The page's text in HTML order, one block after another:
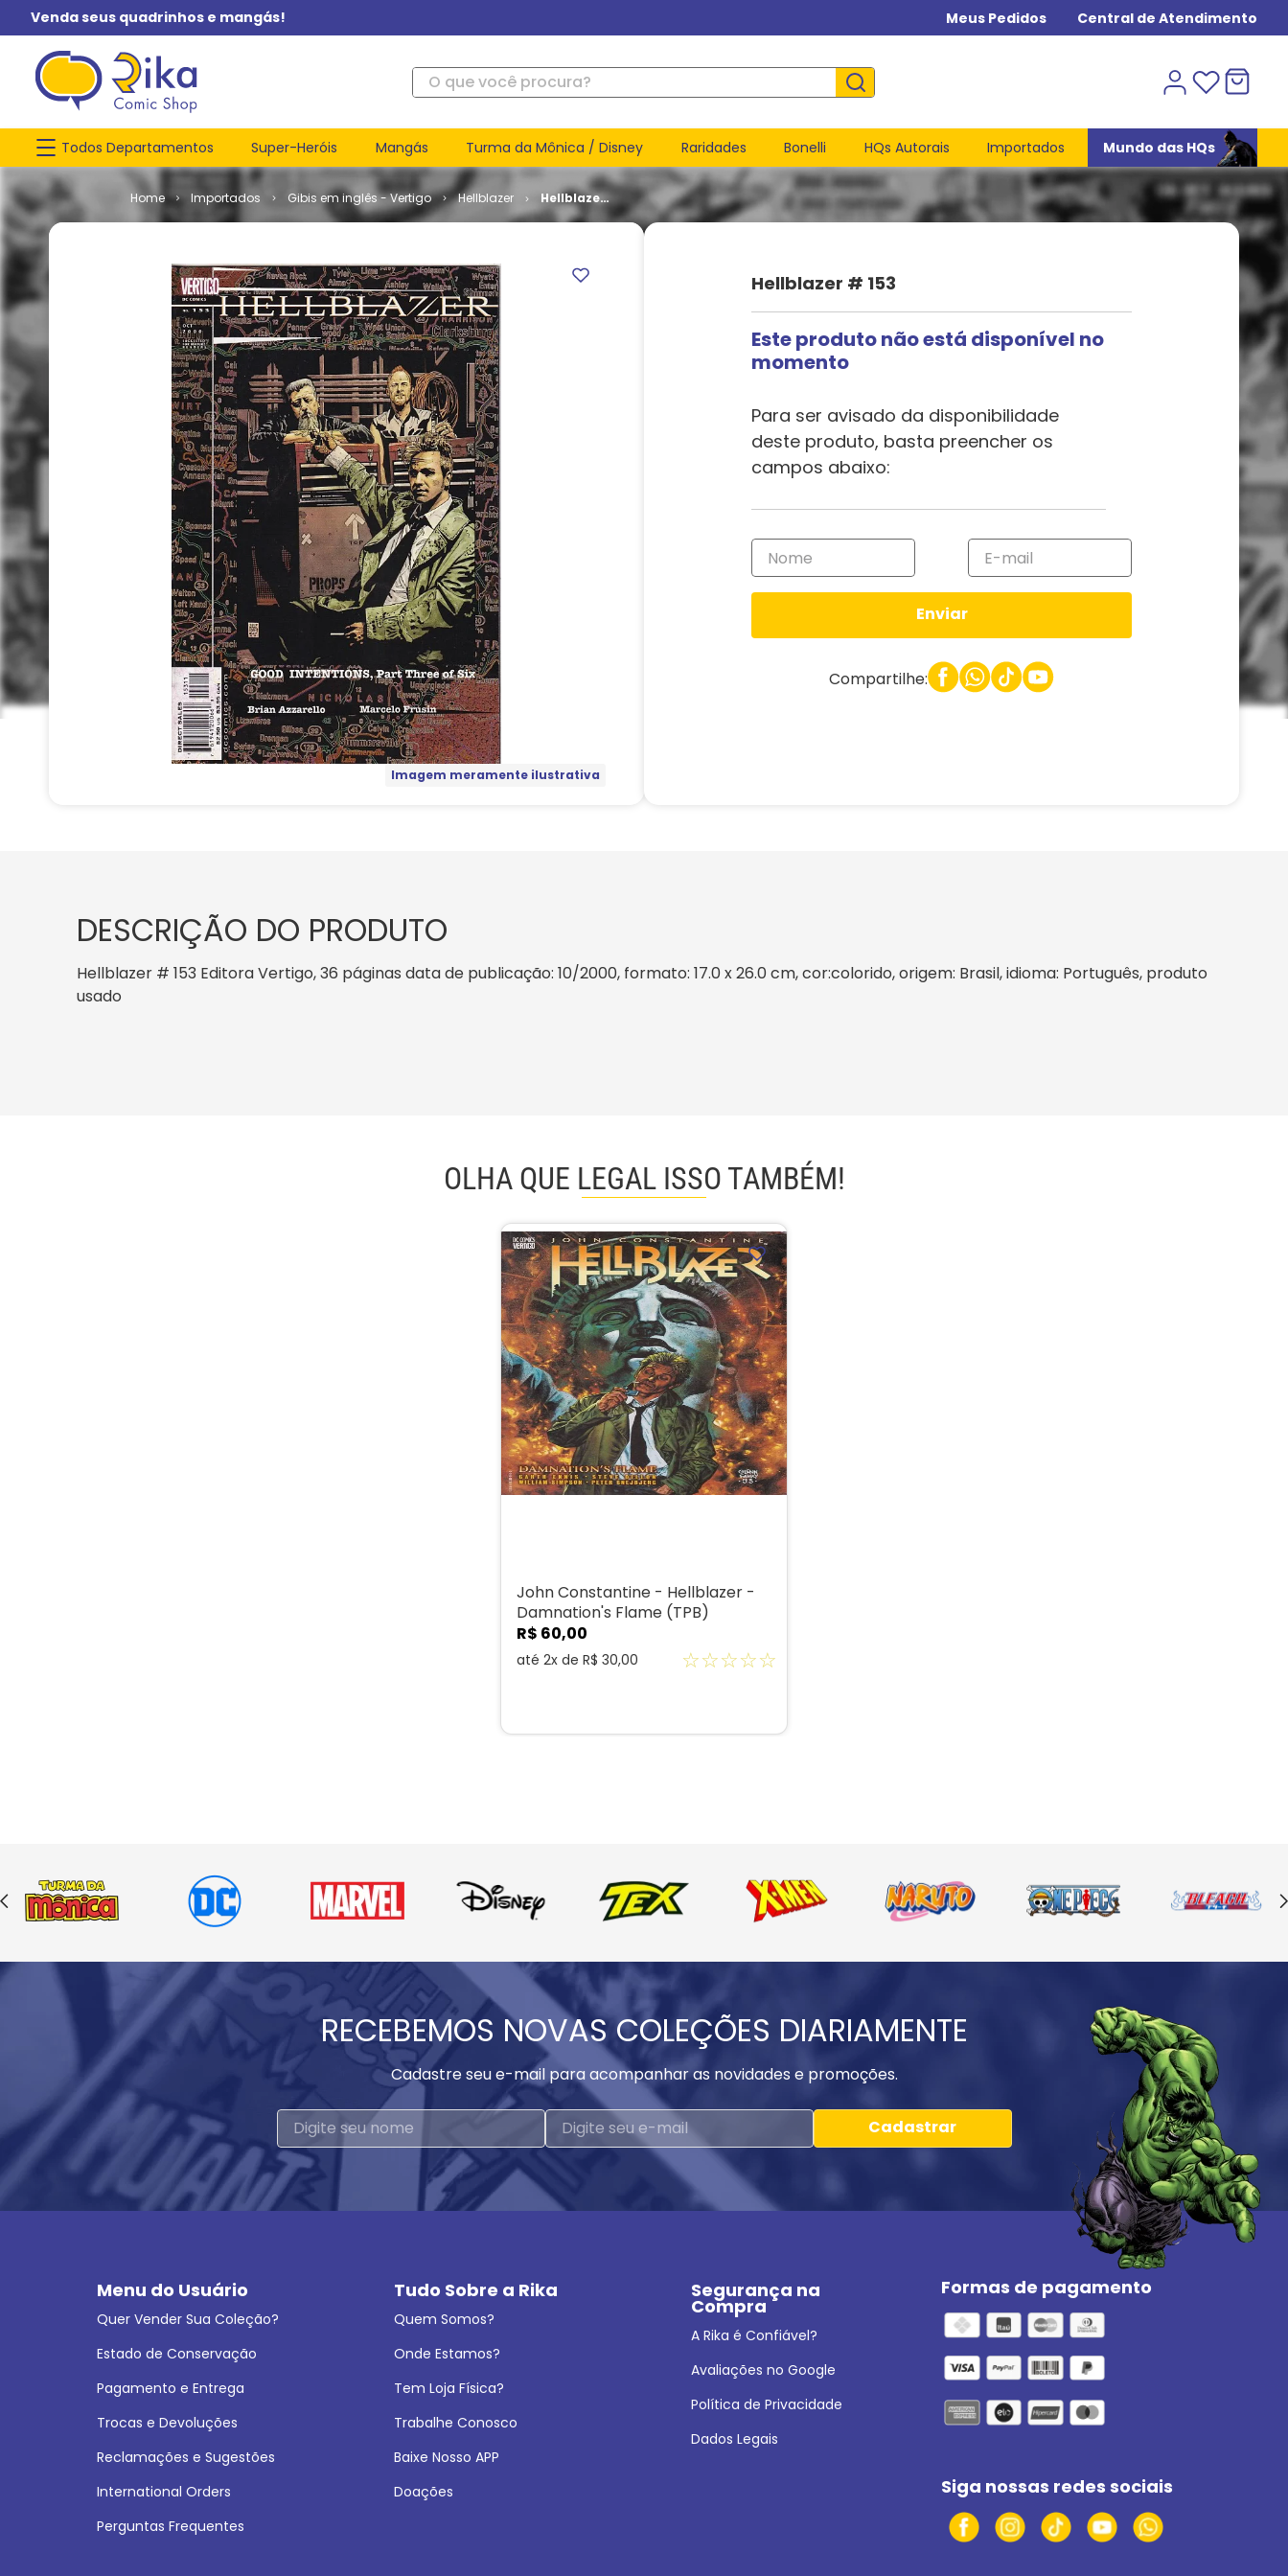
Venda seus quadrinhos e mangás! Meus Pedidos Central de Atendimento
O que você procura?
Todos Departamentos Super-Heróis Mangás Turma da Mônica / Disney Raridades Bonelli HQs Autorais Importados Mundo das HQs
Importados Gibis em inglês - Vertigo Hellblazer
Hellblazer
# 153
Imagem meramente ilustrativa
Hellblazer # 153
Este produto não está disponível no
momento
Para ser avisado da disponibilidade
deste produto, basta preencher os
campos abaixo:
Enviar
Compartilhe:
DESCRIÇÃO DO PRODUTO
Hellblazer # 153 Editora Vertigo, 36 páginas data de publicação: 10/2000, formato: 17.0 x 26.0 cm, cor:colorido, origem: Brasil, idioma: Português, produto
usado
OLHA QUE LEGAL ISSO TAMBÉM!
John Constantine - Hellblazer -
Damnation's Flame (TPB)
R$ 60,00
até 2x de R$ 30,00 ☆☆☆☆☆
RECEBEMOS NOVAS COLEÇÕES DIARIAMENTE
Cadastre seu e-mail para acompanhar as novidades e promoções.
Cadastrar
Menu do Usuário
Quer Vender Sua Coleção?
Estado de Conservação
Pagamento e Entrega
Trocas e Devoluções
Reclamações e Sugestões
International Orders
Perguntas Frequentes
Tudo Sobre a Rika
Quem Somos?
Onde Estamos?
Tem Loja Física?
Trabalhe Conosco
Baixe Nosso APP
Doações
Segurança na
Compra
A Rika é Confiável?
Avaliações no Google
Política de Privacidade
Dados Legais
Formas de pagamento
Siga nossas redes sociais